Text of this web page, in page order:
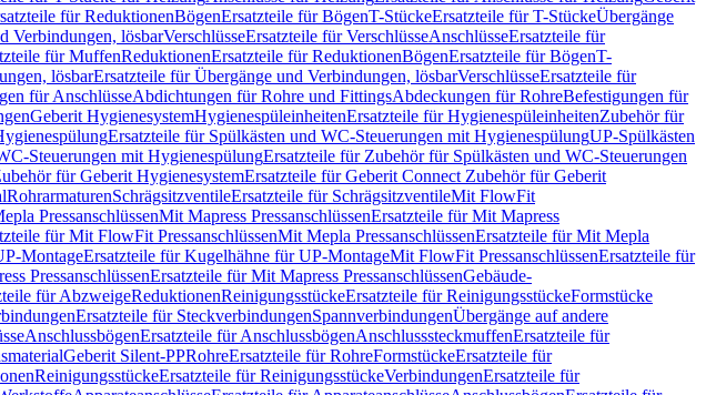
für ReduktionenBögenErsatzteile für BögenT-StückeErsatzteile für T-StückeÜbergänge
Verbindungen, lösbarVerschlüsseErsatzteile für VerschlüsseAnschlüsseErsatzteile für
für MuffenReduktionenErsatzteile für ReduktionenBögenErsatzteile für BögenT-
lösbarErsatzteile für Übergänge und Verbindungen, lösbarVerschlüsseErsatzteile für
für AnschlüsseAbdichtungen für Rohre und FittingsAbdeckungen für RohreBefestigungen für
Geberit HygienesystemHygienespüleinheitenErsatzteile für HygienespüleinheitenZubehör für
Ersatzteile für Spülkästen und WC-Steuerungen mit HygienespülungUP-Spülkästen
Steuerungen mit HygienespülungErsatzteile für Zubehör für Spülkästen und WC-Steuerungen
für Geberit HygienesystemErsatzteile für Geberit Connect Zubehör für Geberit
RohrarmaturenSchrägsitzventileErsatzteile für SchrägsitzventileMit FlowFit
PressanschlüssenMit Mapress PressanschlüssenErsatzteile für Mit Mapress
für Mit FlowFit PressanschlüssenMit Mepla PressanschlüssenErsatzteile für Mit Mepla
MontageErsatzteile für Kugelhähne für UP-MontageMit FlowFit PressanschlüssenErsatzteile für
PressanschlüssenErsatzteile für Mit Mapress PressanschlüssenGebäude-
für AbzweigeReduktionenReinigungsstückeErsatzteile für ReinigungsstückeFormstücke
Ersatzteile für SteckverbindungenSpannverbindungenÜbergänge auf andere
AnschlussbögenErsatzteile für AnschlussbögenAnschlusssteckmuffenErsatzteile für
Geberit Silent-PPRohreErsatzteile für RohreFormstückeErsatzteile für
ReinigungsstückeErsatzteile für ReinigungsstückeVerbindungenErsatzteile für